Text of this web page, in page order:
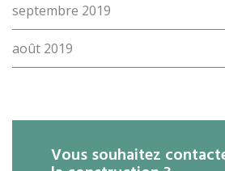
septembre 2019
août 2019
Vous souhaitez